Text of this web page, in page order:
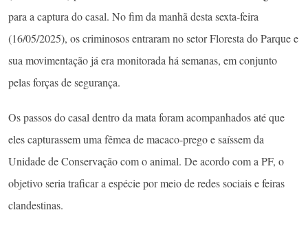
para a captura do casal. No fim da manhã desta sexta-feira
(16/05/2025), os criminosos entraram no setor Floresta do Parque e
sua movimentação já era monitorada há semanas, em conjunto
pelas forças de segurança.
Os passos do casal dentro da mata foram acompanhados até que
eles capturassem uma fêmea de macaco-prego e saíssem da
Unidade de Conservação com o animal. De acordo com a PF, o
objetivo seria traficar a espécie por meio de redes sociais e feiras
clandestinas.